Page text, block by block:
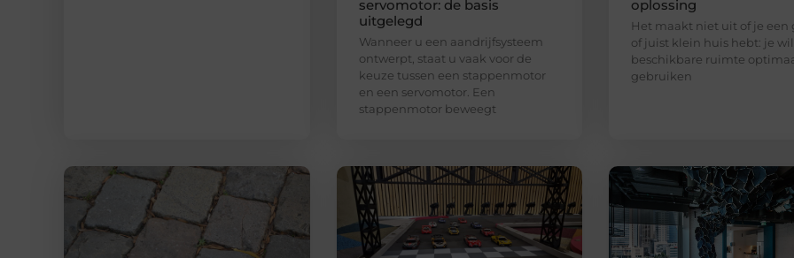
servomotor: de basis
uitgelegd
Wanneer u een aandrijfsysteem
ontwerpt, staat u vaak voor de
keuze tussen een stappenmotor
en een servomotor. Een
stappenmotor beweegt
oplossing
Het maakt niet uit of je een
of juist klein huis hebt: je
beschikbare ruimte
gebruiken